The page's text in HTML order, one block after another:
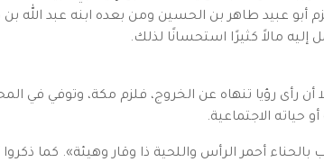
عبيد طاهر بن الحسين ومن بعده ابنه عبد الله بن
إليه مالاً كثيرًا استحسانًا لذلك.
أحمر الرأس واللحية ذا وقار وهيئة». كما ذكروا